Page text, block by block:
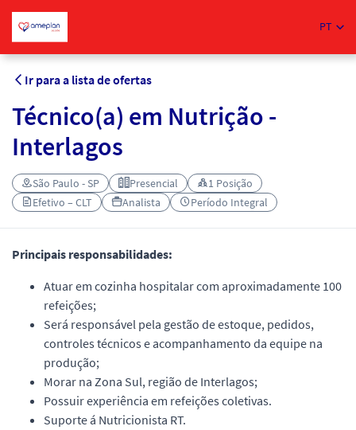
PT
Ir para a lista de ofertas
Técnico(a) em Nutrição -
Interlagos
São Paulo - SP Presencial
1 Posição
Efetivo – CLT
Analista Período Integral
Principais responsabilidades:
Atuar em cozinha hospitalar com aproximadamente 100
refeições;
Será responsável pela gestão de estoque, pedidos,
controles técnicos e acompanhamento da equipe na
produção;
Morar na Zona Sul, região de Interlagos;
Possuir experiência em refeições coletivas.
Suporte á Nutricionista RT.